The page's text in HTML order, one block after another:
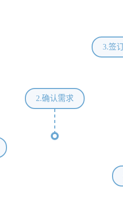
2.确认需求
3.签